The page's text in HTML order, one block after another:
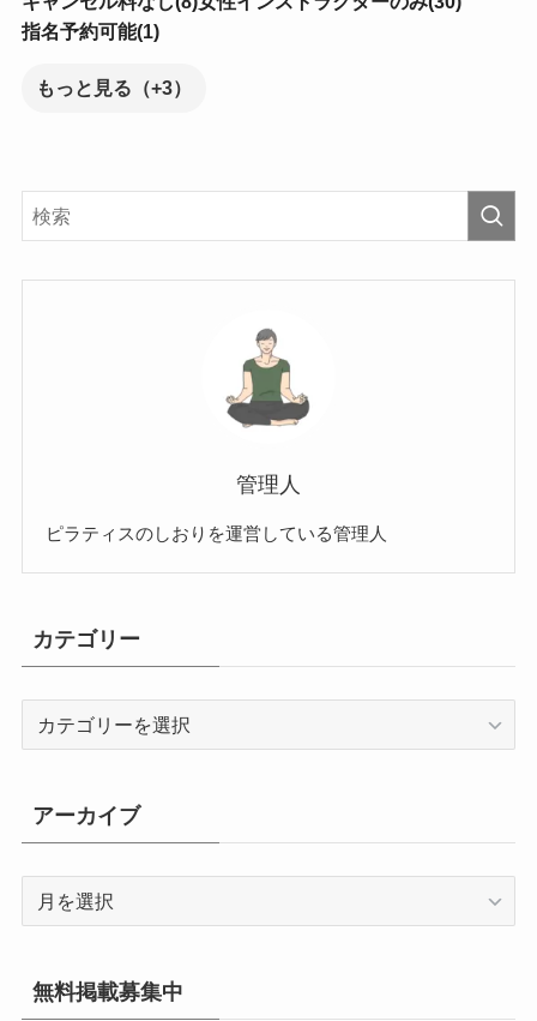
指名予約可能(1)
もっと見る（+3）
管理人
ピラティスのしおりを運営している管理人
カテゴリー
リ
ー
アーカイブ
イ
ブ
無料掲載募集中